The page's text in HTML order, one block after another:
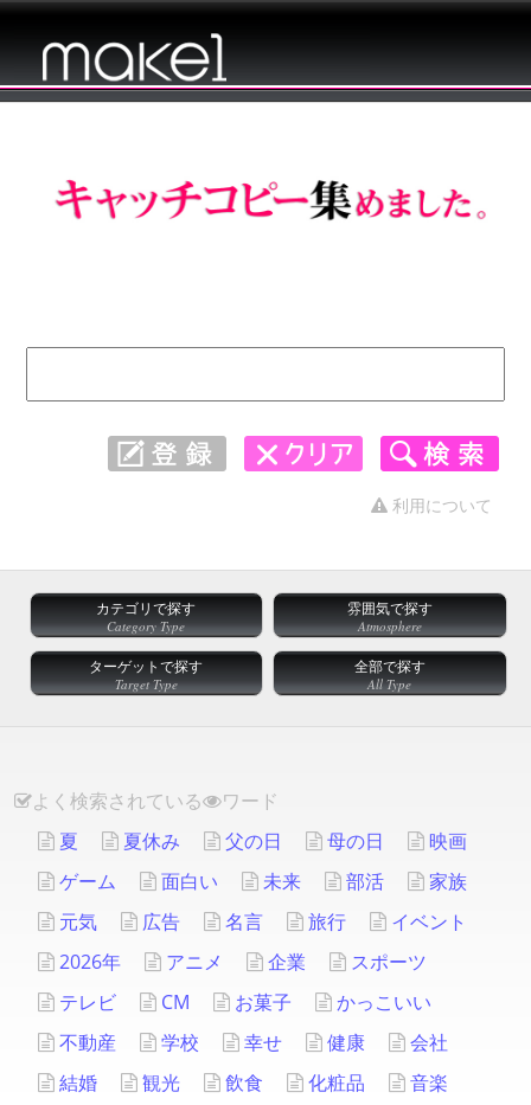
利用について
カテゴリで探す
Category Type
雰囲気で探す
Atmosphere
ターゲットで探す
Target Type
全部で探す
All Type
よく検索されている
ワード
夏
夏休み 父の日 母の日
映画
ゲーム
面白い 未来 部活
家族
元気
広告 名言 旅行
イベント
2026年
アニメ 企業
スポーツ
テレビ
CM お菓子
かっこいい
不動産
学校 幸せ 健康
会社
結婚
観光 飲食 化粧品
音楽